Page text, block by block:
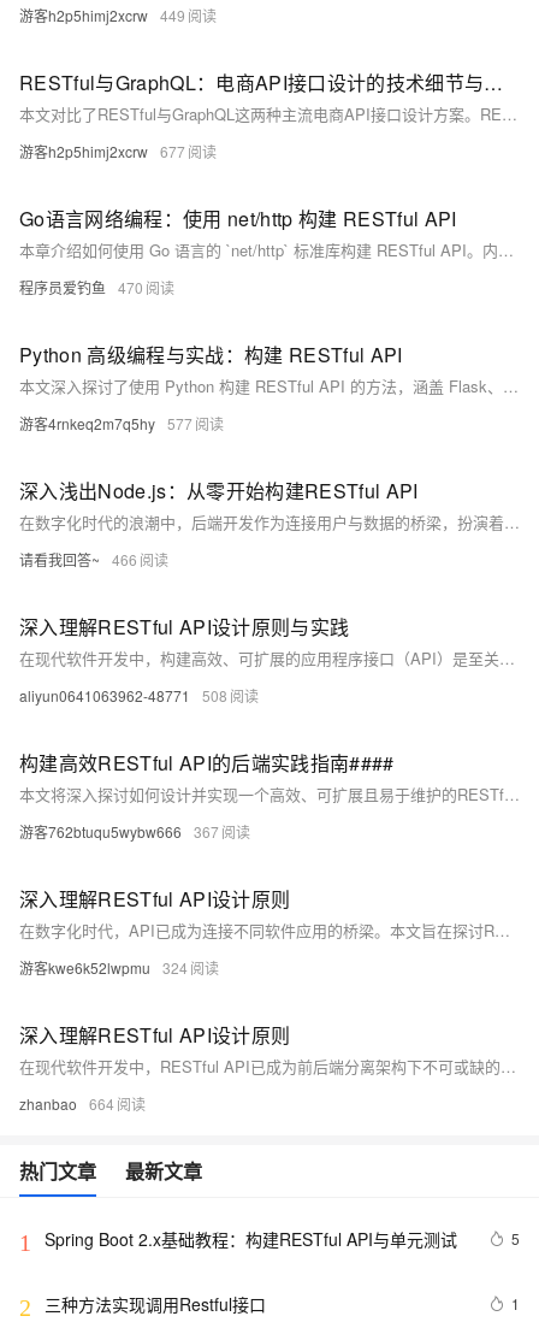
游客h2p5himj2xcrw 449
RESTful与GraphQL：电商API接口设计的技术细节与适用场景
本文对比了RESTful与GraphQL这两种主流电商API接口设计方案。RESTful通过资源与HTTP方法定义操作，简单直观但可能引发过度或欠获取数据问题；GraphQL允许客户端精确指定所需字段，提高灵活性和传输效率，但面临深度查询攻击等安全挑战。从性能、灵活性、安全性及适用场景多维度分析，RESTful适合资源导向场景，GraphQL则适用于复杂数据需求。实际开发中需根据业务特点选择合适方案，或结合两者优势，以优化用户体验与系统性能。
游客h2p5himj2xcrw 677
Go语言网络编程：使用 net/http 构建 RESTful API
本章介绍如何使用 Go 语言的 `net/http` 标准库构建 RESTful API。内容涵盖 RESTful API 的基本概念及规范，包括 GET、POST、PUT 和 DELETE 方法的实现。通过定义用户数据结构和模拟数据库，逐步实现获取用户列表、创建用户、更新用户、删除用户的 HTTP 路由处理函数。同时提供辅助函数用于路径参数解析，并展示如何设置路由器启动服务。最后通过 curl 或 Postman 测试接口功能。章节总结了路由分发、JSON 编解码、方法区分、并发安全管理和路径参数解析等关键点，为更复杂需求推荐第三方框架如 Gin、Echo 和 Chi。
程序员爱钓鱼 470
Python 高级编程与实战：构建 RESTful API
本文深入探讨了使用 Python 构建 RESTful API 的方法，涵盖 Flask、Django REST Framework 和 FastAPI 三个主流框架。通过实战项目示例，详细讲解了如何处理 GET、POST 请求，并返回相应数据。学习这些技术将帮助你掌握构建高效、可靠的 Web API。
游客4rnkeq2m7q5hy 577
深入浅出Node.js：从零开始构建RESTful API
在数字化时代的浪潮中，后端开发作为连接用户与数据的桥梁，扮演着至关重要的角色。本文将引导您步入Node.js的奇妙世界，通过实践操作，掌握如何使用这一强大的JavaScript运行时环境构建高效、可扩展的RESTful API。我们将一同探索Express框架的使用，学习如何设计API端点，处理数据请求，并实现身份验证机制，最终部署我们的成果到云服务器上。无论您是初学者还是有一定基础的开发者，这篇文章都将为您打开一扇通往后端开发深层知识的大门。
请看我回答~ 466
深入理解RESTful API设计原则与实践
在现代软件开发中，构建高效、可扩展的应用程序接口（API）是至关重要的。本文旨在探讨RESTful API的核心设计理念，包括其基于HTTP协议的特性，以及如何在实际应用中遵循这些原则来优化API设计。我们将通过具体示例和最佳实践，展示如何创建易于理解、维护且性能优良的RESTful服务，从而提升前后端分离架构下的开发效率和用户体验。
aliyun0641063962-48771 508
构建高效RESTful API的后端实践指南####
本文将深入探讨如何设计并实现一个高效、可扩展且易于维护的RESTful API。不同于传统的摘要概述，本节将直接以行动指南的形式，列出构建RESTful API时必须遵循的核心原则与最佳实践，旨在为开发者提供一套直接可行的实施框架，快速提升API设计与开发能力。 ####
游客762btuqu5wybw666 367
深入理解RESTful API设计原则
在数字化时代，API已成为连接不同软件应用的桥梁。本文旨在探讨RESTful API设计的基本原则和最佳实践，帮助开发者构建高效、可扩展的网络服务接口。通过解析REST架构风格的核心概念，我们将了解如何设计易于理解和使用的API，同时保证其性能和安全性。
游客kwe6k52lwpmu 324
深入理解RESTful API设计原则
在现代软件开发中，RESTful API已成为前后端分离架构下不可或缺的通信桥梁。本文旨在探讨RESTful API的核心设计原则，包括资源导向、无状态、统一接口、以及可缓存性等，并通过实例解析如何在实际应用中遵循这些原则来构建高效、可维护的API接口。我们将深入分析每个原则背后的设计理念，提供最佳实践指导，帮助开发者优化API设计，提升系统整体性能和用户体验。
zhanbao 664
热门文章 最新文章
1 Spring Boot 2.x基础教程：构建RESTful API与单元测试 5
2 三种方法实现调用Restful接口 1